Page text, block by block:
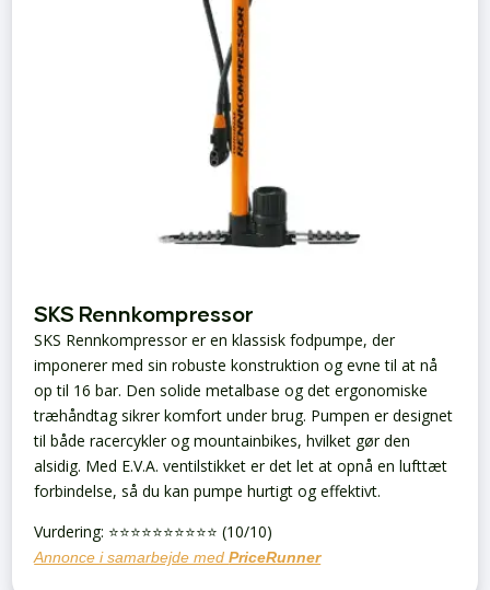
SKS Rennkompressor
SKS Rennkompressor er en klassisk fodpumpe, der
imponerer med sin robuste konstruktion og evne til at nå
op til 16 bar. Den solide metalbase og det ergonomiske
træhåndtag sikrer komfort under brug. Pumpen er designet
til både racercykler og mountainbikes, hvilket gør den
alsidig. Med E.V.A. ventilstikket er det let at opnå en lufttæt
forbindelse, så du kan pumpe hurtigt og effektivt.
Vurdering: ⭐️⭐️⭐️⭐️⭐️⭐️⭐️⭐️⭐️⭐️ (10/10)
Annonce i samarbejde medPriceRunner